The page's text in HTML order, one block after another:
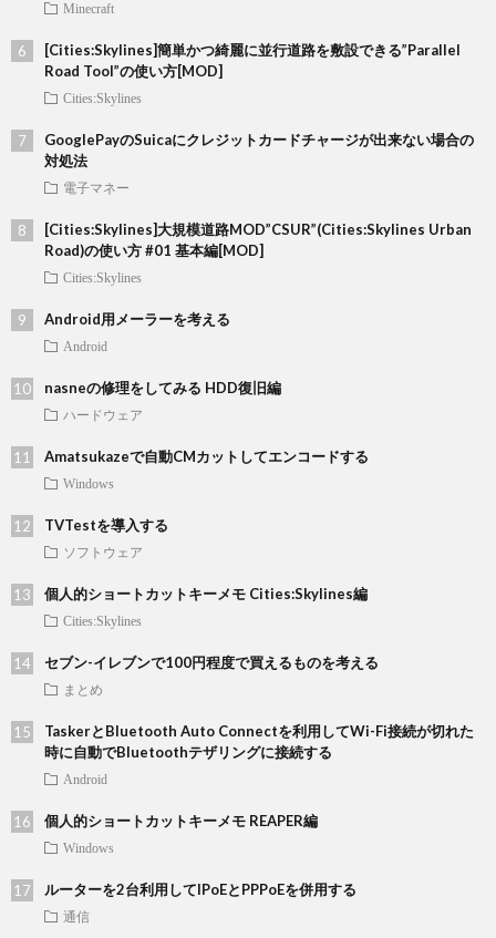
Minecraft
[Cities:Skylines]簡単かつ綺麗に並行道路を敷設できる”Parallel
Road Tool”の使い方[MOD]
Cities:Skylines
GooglePayのSuicaにクレジットカードチャージが出来ない場合の
対処法
電子マネー
[Cities:Skylines]大規模道路MOD”CSUR”(Cities:Skylines Urban
Road)の使い方 #01 基本編[MOD]
Cities:Skylines
Android用メーラーを考える
Android
nasneの修理をしてみる HDD復旧編
ハードウェア
Amatsukazeで自動CMカットしてエンコードする
Windows
TVTestを導入する
ソフトウェア
個人的ショートカットキーメモ Cities:Skylines編
Cities:Skylines
セブン-イレブンで100円程度で買えるものを考える
まとめ
TaskerとBluetooth Auto Connectを利用してWi-Fi接続が切れた
時に自動でBluetoothテザリングに接続する
Android
個人的ショートカットキーメモ REAPER編
Windows
ルーターを2台利用してIPoEとPPPoEを併用する
通信